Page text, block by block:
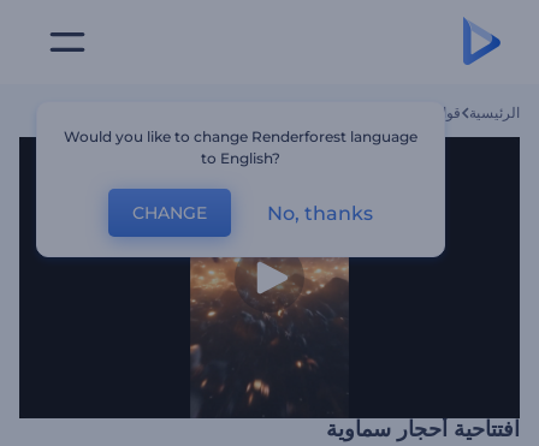
الرئيسية قوالب
افتتاحية أحجار سماوية
Would you like to change Renderforest language
to English?
CHANGE No, thanks